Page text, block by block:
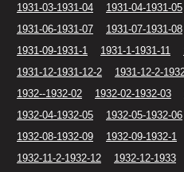
1931-03-1931-04
1931-04-1931-05
1931-06-1931-07
1931-07-1931-08
1931-09-1931-1
1931-1-1931-11
1931-12-1931-12-2
1931-12-2-
1932--1932-02
1932-02-1932-03
1932-04-1932-05
1932-05-1932-06
1932-08-1932-09
1932-09-1932-1
1932-11-2-1932-12
1932-12-1933